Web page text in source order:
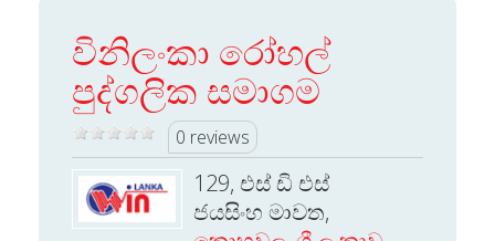
විනිලංකා රෝහල්
පුද්ගලික සමාගම
0 reviews
129, එස් ඩි එස්
ජයසිංහ මාවත,